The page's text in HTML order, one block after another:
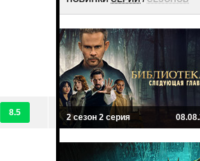
8.5 2 сезон 2 серия